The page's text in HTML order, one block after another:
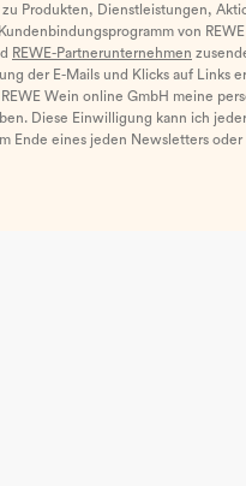
Produkten, Dienstleistungen,
von
REWE-Partnerunternehmen
der E-Mails und Klicks auf Links
Wein online GmbH meine
Diese Einwilligung kann ich
Ende eines jeden Newsletters